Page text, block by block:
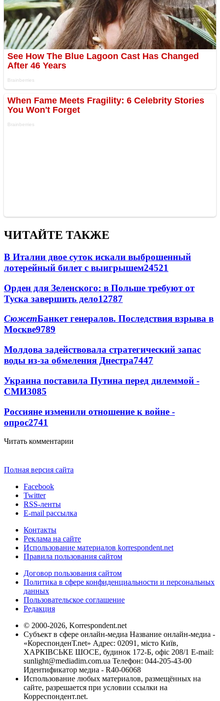
ЧИТАЙТЕ ТАКЖЕ
В Италии двое суток искали выброшенный
лотерейный билет с выигрышем24521
Орден для Зеленского: в Польше требуют от
Туска завершить дело12787
СюжетБанкет генералов. Последствия взрыва в
Москве9789
Молдова задействовала стратегический запас
воды из-за обмеления Днестра7447
Украина поставила Путина перед дилеммой -
СМИ3085
Россияне изменили отношение к войне -
опрос2741
Читать комментарии
Полная версия сайта
Facebook
Twitter
RSS-ленты
E-mail рассылка
Контакты
Реклама на сайте
Использование материалов korrespondent.net
Правила пользования сайтом
Договор пользования сайтом
Политика в сфере конфиденциальности и персональных
данных
Пользовательское соглашение
Редакция
© 2000-2026, Korrespondent.net
Субъект в сфере онлайн-медиа Название онлайн-медиа -
«КореспонденТ.net» Адрес: 02091, місто Київ,
ХАРКІВСЬКЕ ШОСЕ, будинок 172-Б, офіс 208/1 E-mail:
sunlight@mediadim.com.ua Телефон: 044-205-43-00
Идентификатор медиа - R40-06068
Использование любых материалов, размещённых на
сайте, разрешается при условии ссылки на
Корреспондент.net.